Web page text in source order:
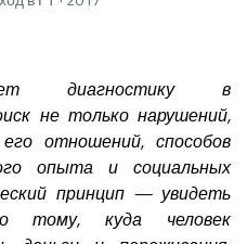
диагностику в
не только нарушений,
отношений, способов
опыта и социальных
принцип — увидеть
тому, куда человек